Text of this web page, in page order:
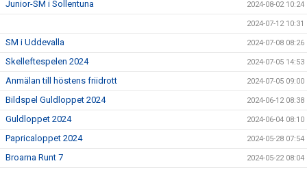
Junior-SM i Sollentuna 2024-08-02 10:24
2024-07-12 10:31
SM i Uddevalla 2024-07-08 08:26
Skelleftespelen 2024 2024-07-05 14:53
Anmälan till höstens friidrott 2024-07-05 09:00
Bildspel Guldloppet 2024 2024-06-12 08:38
Guldloppet 2024 2024-06-04 08:10
Papricaloppet 2024 2024-05-28 07:54
Broarna Runt 7 2024-05-22 08:04